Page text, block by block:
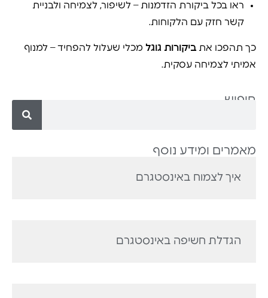
חיפוש
מאמרים ומידע נוסף
איך לצמוח באינסטגרם
הגדלת חשיפה באינסטגרם
ראו בכל ביקורת הזדמנות – לשיפור, לצמיחה ולבניית
קשר חזק עם הלקוחות.
כך תהפכו את ביקורות גוגל מכלי שעלול להפחיד – למנוף
אמיתי לצמיחה עסקית.